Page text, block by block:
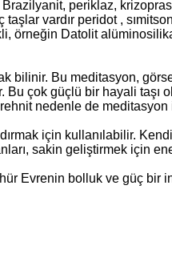
periklaz,
vardır peridot ,
örneğin Datolit
bilinir. Bu meditasyon,
Bu çok güçlü bir hayali taşı
nedenle de meditasyon
için kullanılabilir.
sakin geliştirmek için
Evrenin bolluk ve güç bir